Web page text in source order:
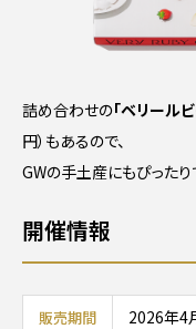
詰め合わせの「ベリール
円）もあるので、
GWの手土産にもぴったり
開催情報
販売期間 2026年4